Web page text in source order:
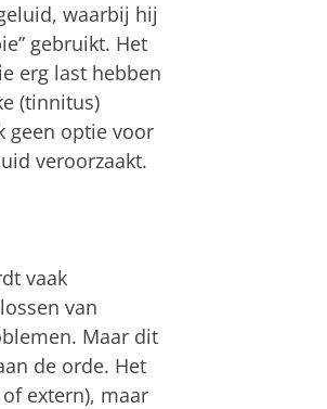
waarbij hij
gebruikt. Het
erg last hebben
(tinnitus)
geen optie voor
veroorzaakt.
vaak
van
Maar dit
de orde. Het
extern), maar